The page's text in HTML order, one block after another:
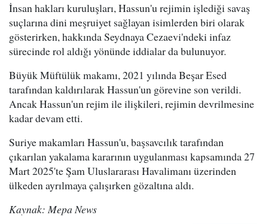
İnsan hakları kuruluşları, Hassun'u rejimin işlediği savaş
suçlarına dini meşruiyet sağlayan isimlerden biri olarak
gösterirken, hakkında Seydnaya Cezaevi'ndeki infaz
sürecinde rol aldığı yönünde iddialar da bulunuyor.
Büyük Müftülük makamı, 2021 yılında Beşar Esed
tarafından kaldırılarak Hassun'un görevine son verildi.
Ancak Hassun'un rejim ile ilişkileri, rejimin devrilmesine
kadar devam etti.
Suriye makamları Hassun'u, başsavcılık tarafından
çıkarılan yakalama kararının uygulanması kapsamında 27
Mart 2025'te Şam Uluslararası Havalimanı üzerinden
ülkeden ayrılmaya çalışırken gözaltına aldı.
Kaynak: Mepa News